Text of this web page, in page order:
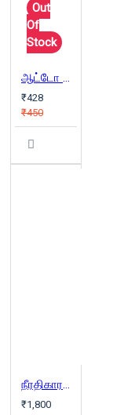
Out
Of
Stock
ஆட்டோ சங்கரின் மரண வாக்குமூலம்
₹428
₹450
நீரதிகாரம் (தொகுதி 1 & 2)
₹1,800